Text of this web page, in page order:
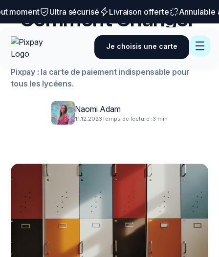
Ultra sécurisé Livraison offerte Annulable à
Je choisis une carte
Conseils et astuces
Comment Changer
de Lycée : Guide
Complet
Pixpay : la carte de paiement indispensable pour
tous les lycéens.
Naomi Adam
11.12.2023Temps de lecture :3 min